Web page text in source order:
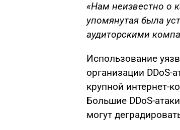
«Нам неизвестно о
упомянутая была
аудиторскими
Использование
организации DDoS-
крупной интернет-
Большие DDoS-
могут